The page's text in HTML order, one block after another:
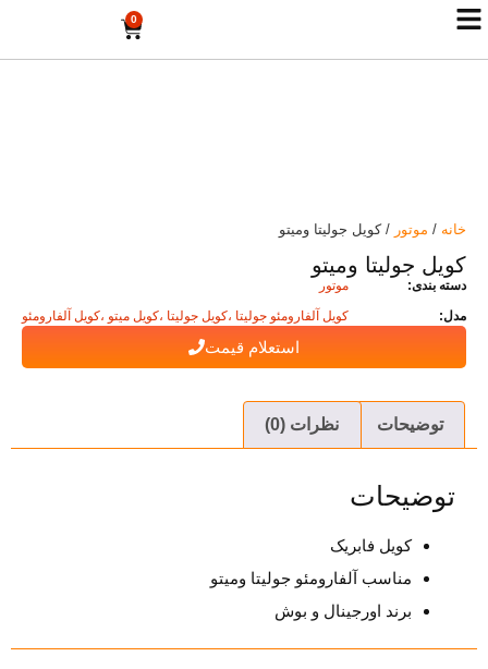
0
خانه / موتور / کویل جولیتا و‌میتو
کویل جولیتا و‌میتو
دسته بندی:
موتور
مدل:
کویل آلفارومئو جولیتا ،کویل جولیتا ،کویل میتو ،کویل آلفارومئو
استعلام قیمت
توضیحات نظرات (0)
توضیحات
کویل فابریک
مناسب آلفارومئو جولیتا و‌میتو
برند اورجینال و بوش